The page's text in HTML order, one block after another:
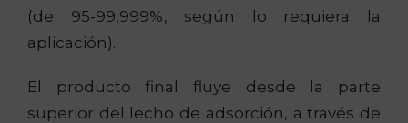
(de 95-99,999%, según lo requiera la
aplicación).
El producto final fluye desde la parte
superior del lecho de adsorción, a través de